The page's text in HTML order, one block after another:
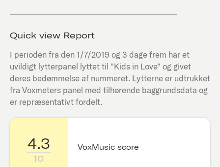
Quick view Report
I perioden fra den1/7/2019 og 3 dage frem har et
uvildigt lytterpanel lyttet til "Kids in Love" og givet
deres bedømmelse af nummeret. Lytterne er udtrukket
fra Voxmeters panel med tilhørende baggrundsdata og
er repræsentativt fordelt.
4.3
10
VoxMusic score